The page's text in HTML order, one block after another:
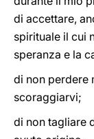
di accettare,
spirituale il cui
speranza e la
di non perdere
scoraggiarvi;
di non tagliare